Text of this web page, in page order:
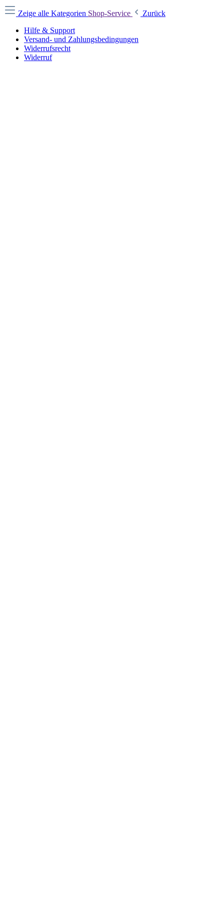
Zeige alle Kategorien Shop-Service
Zurück
Hilfe & Support
Versand- und Zahlungsbedingungen
Widerrufsrecht
Widerruf